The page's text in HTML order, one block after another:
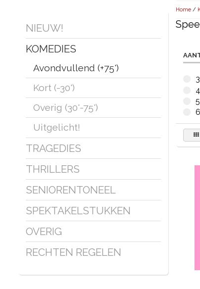
NIEUW!
KOMEDIES
Avondvullend (+75')
Kort (-30')
Overig (30'-75')
Uitgelicht!
TRAGEDIES
THRILLERS
SENIORENTONEEL
SPEKTAKELSTUKKEN
OVERIG
RECHTEN REGELEN
Home/